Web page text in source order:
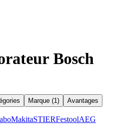
Bosch
Marque (1) Avantages
MakitaSTIERFestoolAEG